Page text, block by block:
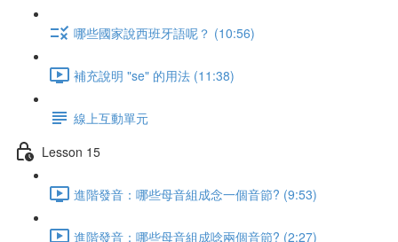
哪些國家說西班牙語呢？ (10:56)
補充說明 "se" 的用法 (11:38)
線上互動單元
Lesson 15
進階發音：哪些母音組成念一個音節? (9:53)
進階發音：哪些母音組成唸兩個音節? (2:27)